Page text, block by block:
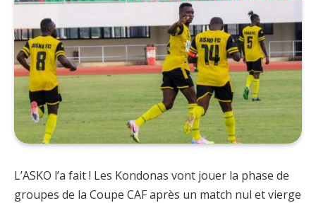
L’ASKO l’a fait ! Les Kondonas vont jouer la phase de
groupes de la Coupe CAF après un match nul et vierge